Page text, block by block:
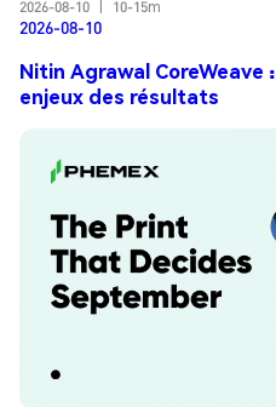
2026-08-10
10-15m
2026-08-10
Nitin Agrawal CoreWeave
enjeux des résultats